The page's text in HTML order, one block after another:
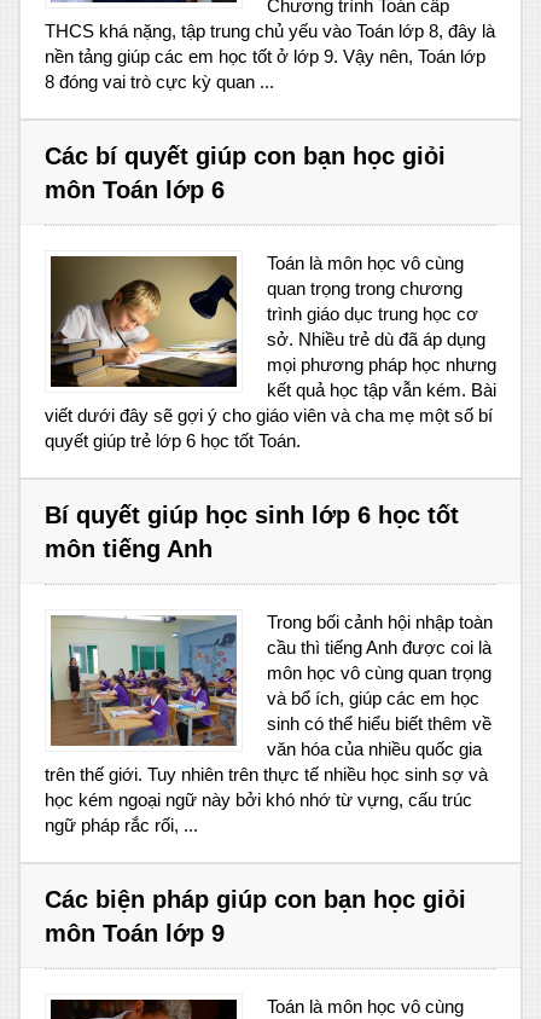
Chương trình Toán cấp
THCS khá nặng, tập trung chủ yếu vào Toán lớp 8, đây là
nền tảng giúp các em học tốt ở lớp 9. Vậy nên, Toán lớp
8 đóng vai trò cực kỳ quan ...
Các bí quyết giúp con bạn học giỏi
môn Toán lớp 6
Toán là môn học vô cùng
quan trọng trong chương
trình giáo dục trung học cơ
sở. Nhiều trẻ dù đã áp dụng
mọi phương pháp học nhưng
kết quả học tập vẫn kém. Bài
viết dưới đây sẽ gợi ý cho giáo viên và cha mẹ một số bí
quyết giúp trẻ lớp 6 học tốt Toán.
Bí quyết giúp học sinh lớp 6 học tốt
môn tiếng Anh
Trong bối cảnh hội nhập toàn
cầu thì tiếng Anh được coi là
môn học vô cùng quan trọng
và bổ ích, giúp các em học
sinh có thể hiểu biết thêm về
văn hóa của nhiều quốc gia
trên thế giới. Tuy nhiên trên thực tế nhiều học sinh sợ và
học kém ngoại ngữ này bởi khó nhớ từ vựng, cấu trúc
ngữ pháp rắc rối, ...
Các biện pháp giúp con bạn học giỏi
môn Toán lớp 9
Toán là môn học vô cùng